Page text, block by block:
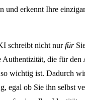
und erkennt Ihre
schreibt nicht nurfür
Authentizität, die für den
wichtig ist. Dadurch
egal ob Sie ihn selbst